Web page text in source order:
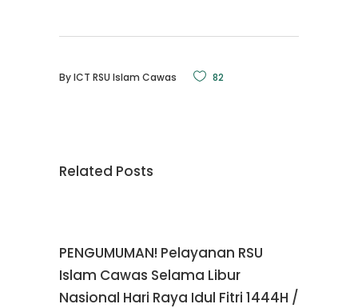
ByICT RSU Islam Cawas 82
Related Posts
PENGUMUMAN! Pelayanan RSU
Islam Cawas Selama Libur
Nasional Hari Raya Idul Fitri 1444H /